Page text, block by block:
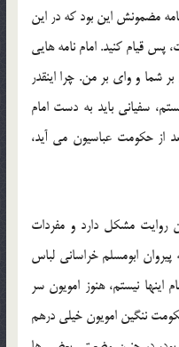
مضمونش این بود که در این
قیام کنید. امام نامه هایی
شما و وای بر من. چرا اینقدر
سفیانی باید به دست امام
از حکومت عباسیون می آید،
روایت مشکل دارد و مفردات
ابومسلم خراسانی لباس
اینها نیستم، هنوز امویون سر
ننگین امویون خیلی درهم